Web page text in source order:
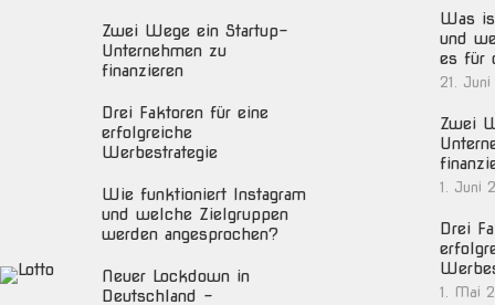
Zwei Wege ein Startup-
Unternehmen zu
finanzieren
Drei Faktoren für eine
erfolgreiche
Werbestrategie
Wie funktioniert Instagram
und welche Zielgruppen
werden angesprochen?
Neuer Lockdown in
Deutschland –
Was
und
es für
21.
Zwei
1. Juni
Drei
1. Mai